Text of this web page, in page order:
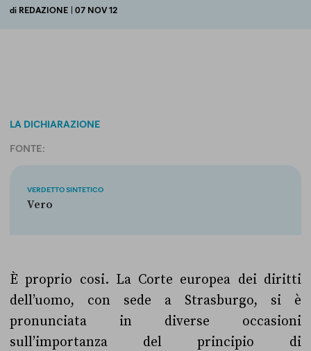
di REDAZIONE | 07 NOV 12
LA DICHIARAZIONE
FONTE:
VERDETTO SINTETICO
Vero
È proprio cosi. La Corte europea dei diritti
dell’uomo, con sede a Strasburgo, si è
pronunciata in diverse occasioni
sull’importanza del principio di